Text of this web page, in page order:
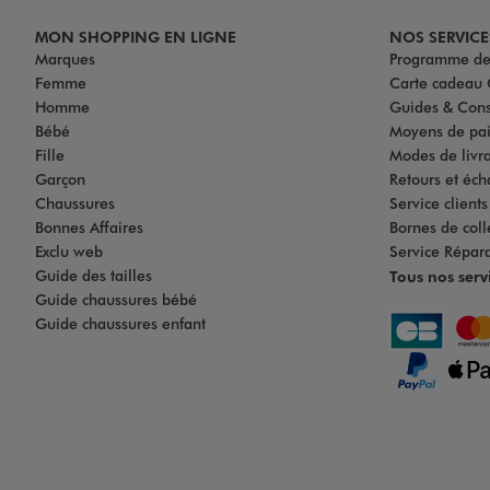
MON SHOPPING EN LIGNE
Marques
Femme
Homme
Bébé
Fille
Garçon
Chaussures
Bonnes Affaires
Exclu web
Guide des tailles
Guide chaussures bébé
Guide chaussures enfant
NOS
Programme
Carte cadeau
Guides &
Moyens de
Modes de
Retours et
Service
Bornes de
Service
Tous nos